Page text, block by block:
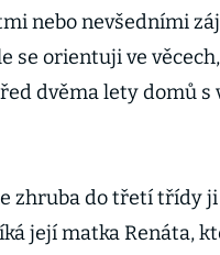
nebo nevšedními
se orientuji ve
dvěma lety domů
zhruba do třetí třídy
její matka Renáta,